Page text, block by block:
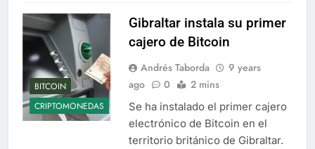
BITCOIN
CRIPTOMONEDAS
Gibraltar instala su primer
cajero de Bitcoin
Andrés Taborda
9 years
ago
0 2 mins
Se ha instalado el primer cajero
electrónico de Bitcoin en el
territorio británico de Gibraltar.